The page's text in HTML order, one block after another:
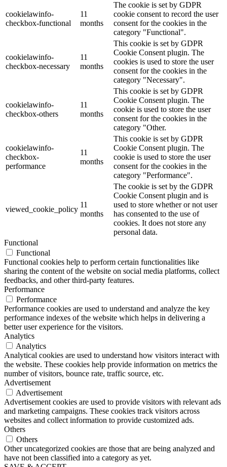
cookielawinfo-
checkbox-functional
11
months
The cookie is set by GDPR
cookie consent to record the user
consent for the cookies in the
category "Functional".
cookielawinfo-
checkbox-necessary
11
months
This cookie is set by GDPR
Cookie Consent plugin. The
cookies is used to store the user
consent for the cookies in the
category "Necessary".
cookielawinfo-
checkbox-others
11
months
This cookie is set by GDPR
Cookie Consent plugin. The
cookie is used to store the user
consent for the cookies in the
category "Other.
cookielawinfo-
checkbox-
performance
11
months
This cookie is set by GDPR
Cookie Consent plugin. The
cookie is used to store the user
consent for the cookies in the
category "Performance".
viewed_cookie_policy
11
months
The cookie is set by the GDPR
Cookie Consent plugin and is
used to store whether or not user
has consented to the use of
cookies. It does not store any
personal data.
Functional
Functional
Functional cookies help to perform certain functionalities like
sharing the content of the website on social media platforms, collect
feedbacks, and other third-party features.
Performance
Performance
Performance cookies are used to understand and analyze the key
performance indexes of the website which helps in delivering a
better user experience for the visitors.
Analytics
Analytics
Analytical cookies are used to understand how visitors interact with
the website. These cookies help provide information on metrics the
number of visitors, bounce rate, traffic source, etc.
Advertisement
Advertisement
Advertisement cookies are used to provide visitors with relevant ads
and marketing campaigns. These cookies track visitors across
websites and collect information to provide customized ads.
Others
Others
Other uncategorized cookies are those that are being analyzed and
have not been classified into a category as yet.